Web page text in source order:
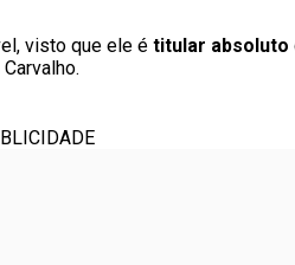
visto que ele é titular absoluto